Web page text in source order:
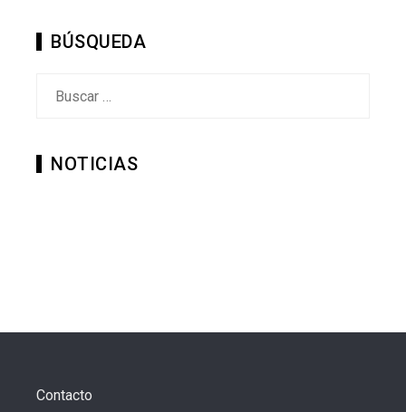
BÚSQUEDA
NOTICIAS
Contacto